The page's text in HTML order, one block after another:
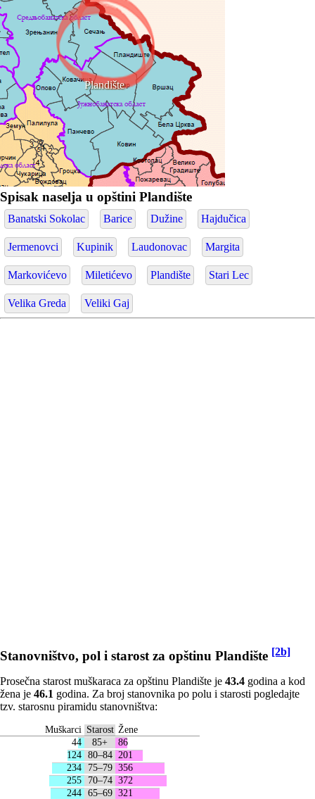
Plandište
Spisak naselja u opštini Plandište
Banatski Sokolac Barice Dužine Hajdučica
Jermenovci Kupinik Laudonovac Margita
Markovićevo Miletićevo Plandište Stari Lec
Velika Greda Veliki Gaj
Stanovništvo, pol i starost za opštinu Plandište [2b]
Prosečna starost muškaraca za opštinu Plandište je 43.4 godina a kod
žena je 46.1 godina. Za broj stanovnika po polu i starosti pogledajte
tzv. starosnu piramidu stanovništva:
Muškarci Starost Žene
44
85+
86
124 80–84
201
234
75–79 356
255
70–74 372
244 65–69 321